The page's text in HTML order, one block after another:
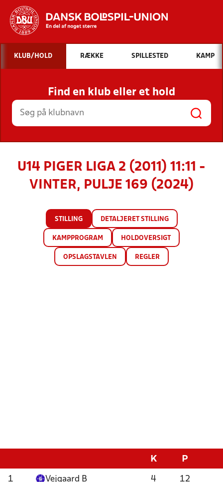
Hvad vil du søge efter?
INDHOLD OG NYHEDER
STILLINGER, RESULTATER, KLUBBER OG
HOLD
KLUB/HOLD RÆKKE SPILLESTED KAMP
Find en klub eller et hold
U14 PIGER LIGA 2 (2011) 11:11 -
VINTER, PULJE 169 (2024)
STILLING DETALJERET STILLING
KAMPPROGRAM HOLDOVERSIGT
OPSLAGSTAVLEN REGLER
K P
1 Vejgaard B 4 12